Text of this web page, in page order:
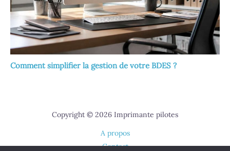
Comment simplifier la gestion de votre BDES ?
Copyright © 2026 Imprimante pilotes
A propos
Contact